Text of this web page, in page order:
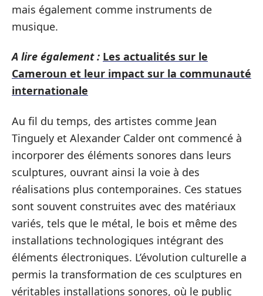
mais également comme instruments de
musique.
A lire également : Les actualités sur le
Cameroun et leur impact sur la communauté
internationale
Au fil du temps, des artistes comme Jean
Tinguely et Alexander Calder ont commencé à
incorporer des éléments sonores dans leurs
sculptures, ouvrant ainsi la voie à des
réalisations plus contemporaines. Ces statues
sont souvent construites avec des matériaux
variés, tels que le métal, le bois et même des
installations technologiques intégrant des
éléments électroniques. L’évolution culturelle a
permis la transformation de ces sculptures en
véritables installations sonores, où le public